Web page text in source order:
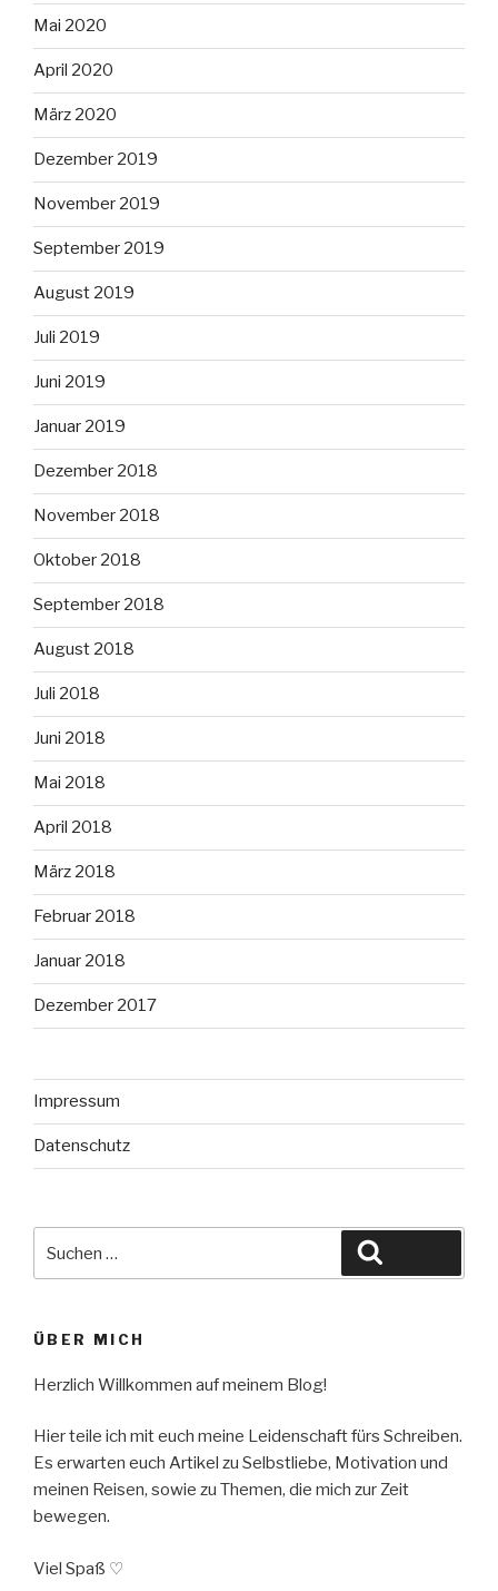
Mai 2020
April 2020
März 2020
Dezember 2019
November 2019
September 2019
August 2019
Juli 2019
Juni 2019
Januar 2019
Dezember 2018
November 2018
Oktober 2018
September 2018
August 2018
Juli 2018
Juni 2018
Mai 2018
April 2018
März 2018
Februar 2018
Januar 2018
Dezember 2017
Impressum
Datenschutz
nach:
ÜBER MICH
Herzlich Willkommen auf meinem Blog!
Hier teile ich mit euch meine Leidenschaft fürs Schreiben.
Es erwarten euch Artikel zu Selbstliebe, Motivation und
meinen Reisen, sowie zu Themen, die mich zur Zeit
bewegen.
Viel Spaß ♡